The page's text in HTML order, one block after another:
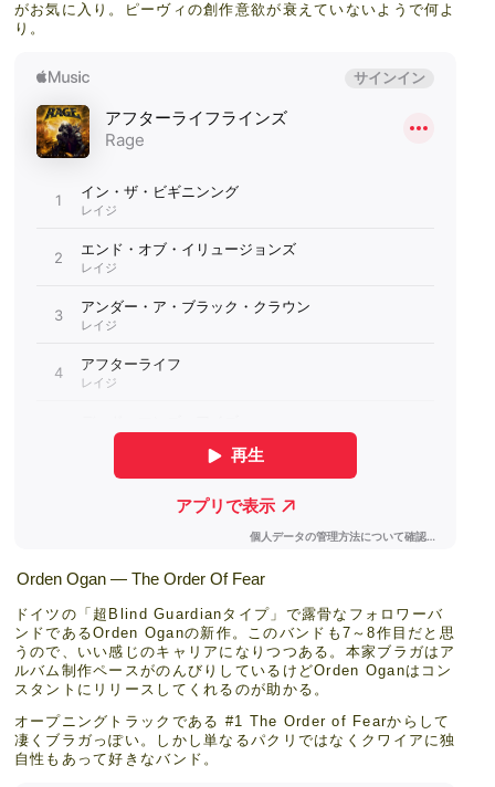
がお気に入り。ピーヴィの創作意欲が衰えていないようで何よ
り。
Orden Ogan — The Order Of Fear
ドイツの「超Blind Guardianタイプ」で露骨なフォロワーバ
ンドであるOrden Oganの新作。このバンドも7～8作目だと思
うので、いい感じのキャリアになりつつある。本家ブラガはア
ルバム制作ペースがのんびりしているけどOrden Oganはコン
スタントにリリースしてくれるのが助かる。
オープニングトラックである #1 The Order of Fearからして
凄くブラガっぽい。しかし単なるパクリではなくクワイアに独
自性もあって好きなバンド。